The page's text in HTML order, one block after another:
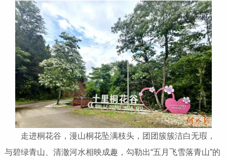
走进桐花谷，漫山桐花坠满枝头，团团簇簇洁白无瑕，
与碧绿青山、清澈河水相映成趣，勾勒出“五月飞雪落青山”的